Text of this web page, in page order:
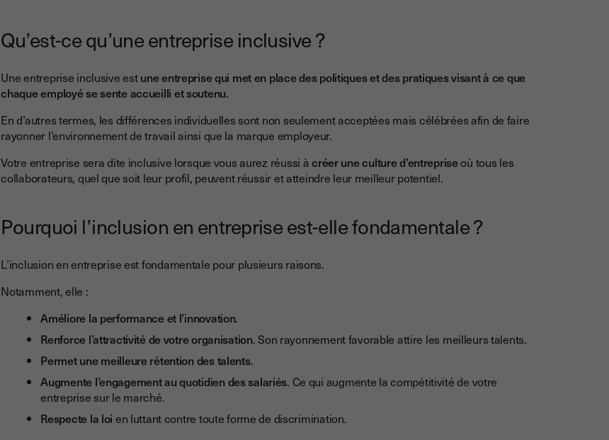
Qu’est-ce qu’une entreprise inclusive ?
Une entreprise inclusive estune entreprise qui met en place des politiques et des pratiques visant à ce que
chaque employé se sente accueilli et soutenu.
En d’autres termes, les différences individuelles sont non seulement acceptées mais célébrées afin de faire
rayonner l’environnement de travail ainsi que la marque employeur.
Votre entreprise sera dite inclusive lorsque vous aurez réussi àcréer une culture d’entrepriseoù tous les
collaborateurs, quel que soit leur profil, peuvent réussir et atteindre leur meilleur potentiel.
Pourquoi l’inclusion en entreprise est-elle fondamentale ?
L’inclusion en entreprise est fondamentale pour plusieurs raisons.
Notamment, elle :
Améliore la performance et l’innovation.
Renforce l’attractivité de votre organisation. Son rayonnement favorable attire les meilleurs talents.
Permet une meilleure rétention des talents.
Augmente l’engagement au quotidien des salariés. Ce qui augmente la compétitivité de votre
entreprise sur le marché.
Respecte la loi en luttant contre toute forme de discrimination.